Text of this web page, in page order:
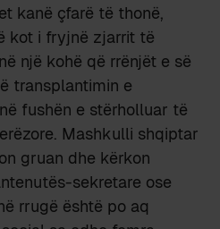
kanë çfarë të thonë,
kot i fryjnë zjarrit të
një kohë që rrënjët e së
transplantimin e
fushën e stërholluar të
Mashkulli shqiptar
gruan dhe kërkon
sekretare ose
rrugë është po aq